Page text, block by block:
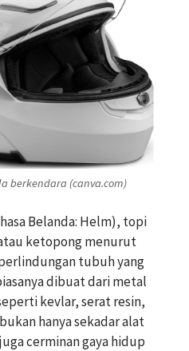
berkendara (canva.com)
Belanda: Helm), topi
ketopong menurut
tubuh yang
dibuat dari metal
kevlar, serat resin,
hanya sekadar alat
cerminan gaya hidup